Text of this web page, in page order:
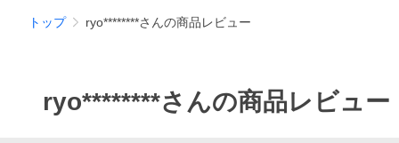
トップ ryo********さんの商品レビュー
ryo********さんの商品レビュー